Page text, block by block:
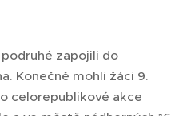
zapojili do
Konečně mohli žáci 9.
celorepublikové akce